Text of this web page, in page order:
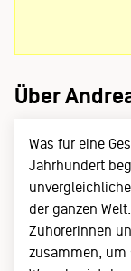
Über
Was für eine
Jahrhundert
der ganzen
Zuhörerinnen
zusammen, um